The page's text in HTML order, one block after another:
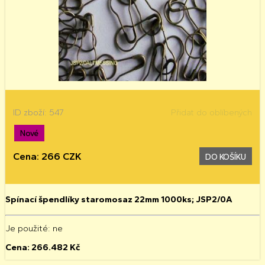
ID zboží: 547
Nové
Přidat do oblíbených
Cena: 266 CZK DO KOŠÍKU
Spínací špendlíky staromosaz 22mm 1000ks; JSP2/0A
Je použité: ne
Cena: 266.482 Kč